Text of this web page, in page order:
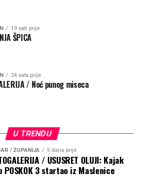
i putnike da podignu pogled
prolaze, prekriže se i barem
na putu života
ne započinjemo sami i da
samo plod naše vještine, nego i
taj kip bude svjetionik vjere i
bdije Majka koja nas upućuje
Kristu Spasitelju“, poručio je
19 sati prije
ŠPICA
24 sata prije
/ Noć punog miseca
U TRENDU
/ ŽUPANIJA 5 dana prije
/ USUSRET OLUJI: Kajak
POSKOK 3 startao iz Maslenice